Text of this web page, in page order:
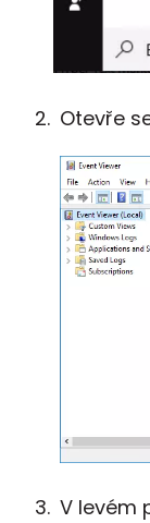
Otevře
V levém